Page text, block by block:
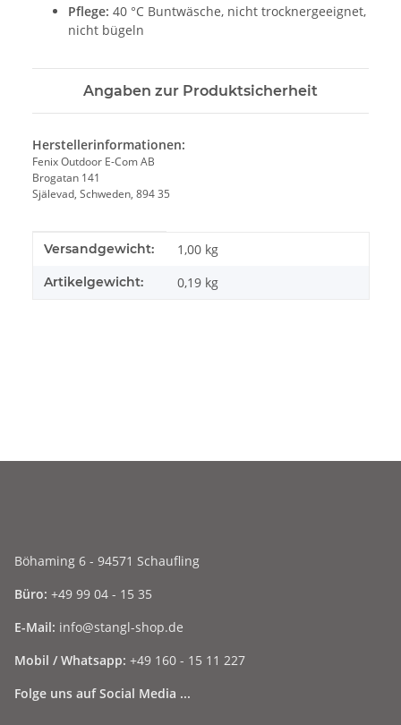
Pflege: 40 °C Buntwäsche, nicht trocknergeeignet,
nicht bügeln
Angaben zur Produktsicherheit
Herstellerinformationen:
Fenix Outdoor E-Com AB
Brogatan 141
Själevad, Schweden, 894 35
Produkteigenschaft
Wert
Versandgewicht: 1,00 kg
Artikelgewicht: 0,19 kg
Böhaming 6 - 94571 Schaufling
Büro: +49 99 04 - 15 35
E-Mail: info@stangl-shop.de
Mobil / Whatsapp: +49 160 - 15 11 227
Folge uns auf Social Media ...